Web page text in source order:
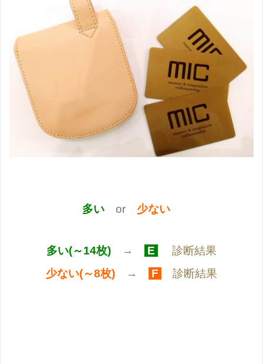
多いor 少ない
多い(～14枚) → E
診断結果
少ない(～8枚) → F 診断結果